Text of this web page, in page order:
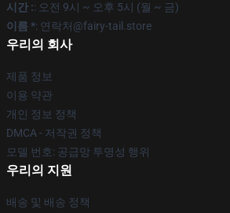
시간 :: 오전 9시 ~ 오후 5시 (월 ~ 금)
이름 *: 연락처@fairy-tail.store
우리의 회사
제품 정보
이용 약관
개인 정보 정책
DMCA - 저작권 정책
모델 번호: 공급망 투명성 행위
우리의 지원
배송 및 배송 정책